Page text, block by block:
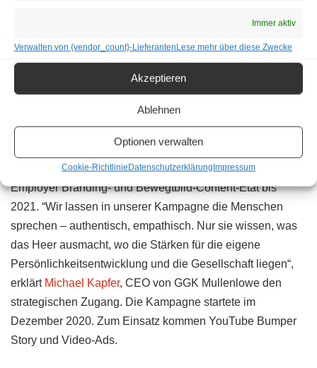
Immer aktiv
Verwalten von {vendor_count}-LieferantenLese mehr über diese Zwecke
Akzeptieren
Ablehnen
Optionen verwalten
Cookie-RichtlinieDatenschutzerklärungImpressum
GGK Mullenlowe Kampagne
Im Rahmen einer öffentlichen Ausschreibung des
Heerespersonalamts sichert sich die GGK Mullenlowe den
Employer Branding- und Bewegtbild-Content-Etat bis
2021. “Wir lassen in unserer Kampagne die Menschen
sprechen – authentisch, empathisch. Nur sie wissen, was
das Heer ausmacht, wo die Stärken für die eigene
Persönlichkeitsentwicklung und die Gesellschaft liegen“,
erklärt Michael Kapfer, CEO von GGK Mullenlowe den
strategischen Zugang. Die Kampagne startete im
Dezember 2020. Zum Einsatz kommen YouTube Bumper
Story und Video-Ads.